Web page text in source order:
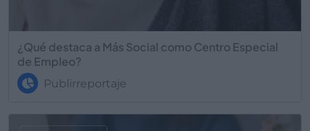
¿Qué destaca a Más Social como Centro Especial
de Empleo?
Publirreportaje